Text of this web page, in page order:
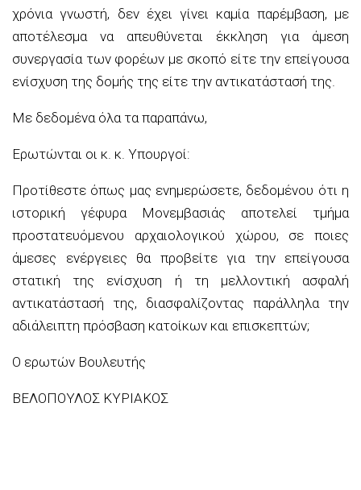
χρόνια γνωστή, δεν έχει γίνει καμία παρέμβαση, με
αποτέλεσμα να απευθύνεται έκκληση για άμεση
συνεργασία των φορέων με σκοπό είτε την επείγουσα
ενίσχυση της δομής της είτε την αντικατάστασή της.
Με δεδομένα όλα τα παραπάνω,
Ερωτώνται οι κ. κ. Υπουργοί:
Προτίθεστε όπως μας ενημερώσετε, δεδομένου ότι η
ιστορική γέφυρα Μονεμβασιάς αποτελεί τμήμα
προστατευόμενου αρχαιολογικού χώρου, σε ποιες
άμεσες ενέργειες θα προβείτε για την επείγουσα
στατική της ενίσχυση ή τη μελλοντική ασφαλή
αντικατάστασή της, διασφαλίζοντας παράλληλα την
αδιάλειπτη πρόσβαση κατοίκων και επισκεπτών;
Ο ερωτών Βουλευτής
ΒΕΛΟΠΟΥΛΟΣ ΚΥΡΙΑΚΟΣ